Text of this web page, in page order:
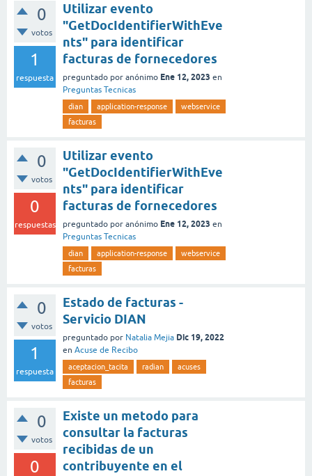
0
votos
1
respuesta
Utilizar evento
"GetDocIdentifierWithEve
nts" para identificar
facturas de fornecedores
preguntado por anónimo Ene 12, 2023 en
Preguntas Tecnicas
dian application-response
webservice
facturas
0
votos
0
respuestas
Utilizar evento
"GetDocIdentifierWithEve
nts" para identificar
facturas de fornecedores
preguntado por anónimo Ene 12, 2023 en
Preguntas Tecnicas
dian application-response
webservice
facturas
0
votos
1
respuesta
Estado de facturas -
Servicio DIAN
preguntado por Natalia Mejia Dic 19, 2022
en Acuse de Recibo
aceptacion_tacita radian
acuses
facturas
0
votos
0
Existe un metodo para
consultar la facturas
recibidas de un
contribuyente en el